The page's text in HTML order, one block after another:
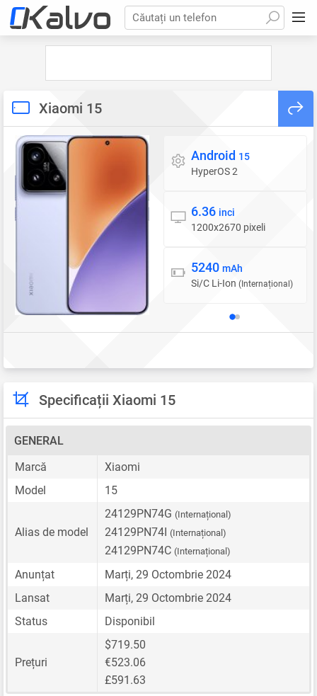
Căutați un telefon
Xiaomi 15
Sistem de operare
Android 15
HyperOS 2
Display
6.36 inci
1200x2670 pixeli
Baterie
5240 mAh
Si/C Li-Ion (Internațional)
Specificații Xiaomi 15
GENERAL
Marcă
Xiaomi
Model
15
Alias de model
24129PN74G (Internațional)
24129PN74I (Internațional)
24129PN74C (Internațional)
Anunțat
Marți, 29 Octombrie 2024
Lansat
Marți, 29 Octombrie 2024
Status
Disponibil
Prețuri
$719.50
€523.06
£591.63